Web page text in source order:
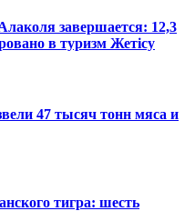
завершается: 12,3
в туризм Жетісу
47 тысяч тонн мяса и
тигра: шесть